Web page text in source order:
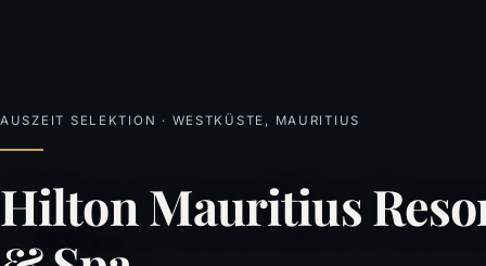
AUSZEIT SELEKTION · WESTKÜSTE, MAURITIUS
Hilton Mauritius